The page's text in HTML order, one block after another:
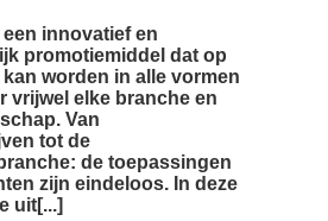
innovatief en
promotiemiddel dat op
worden in alle vormen
vrijwel elke branche en
Van
tot de
de toepassingen
zijn eindeloos. In deze
uit[...]